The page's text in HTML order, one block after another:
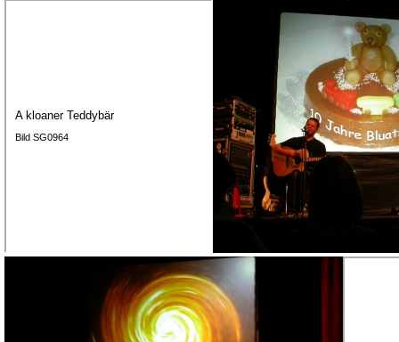
A kloaner Teddybär
Bild SG0964